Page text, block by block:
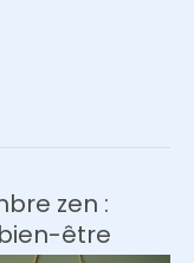
zen :
être